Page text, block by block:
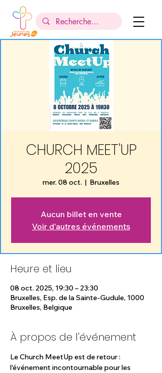
CHURCH MEET'UP
2025
mer. 08 oct.
  |
Bruxelles
Aucun billet en vente
Voir d'autres événements
Heure et lieu
08 oct. 2025, 19:30 – 23:30
Bruxelles, Esp. de la Sainte-Gudule, 1000
Bruxelles, Belgique
À propos de l'événement
Le Church MeetUp est de retour :
l'événement incontournable pour les